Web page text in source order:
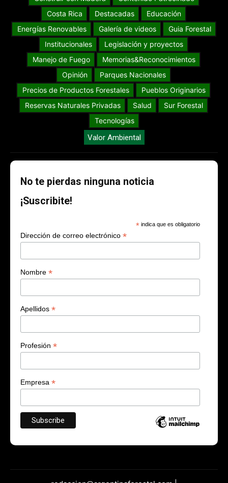
Costa Rica
Destacadas
Educación
Energías Renovables
Galería de videos
Guia Forestal
Institucionales
Legislación y proyectos
Manejo de Fuego
Memorias&Reconocimientos
Opinión
Parques Nacionales
Precios de Productos Forestales
Pueblos Originarios
Reservas Naturales Privadas
Salud
Sur Forestal
Tecnologías
Valor Ambiental
No te pierdas ninguna noticia
¡Suscribite!
* indica que es obligatorio
Dirección de correo electrónico *
Nombre *
Apellidos *
Profesión *
Empresa *